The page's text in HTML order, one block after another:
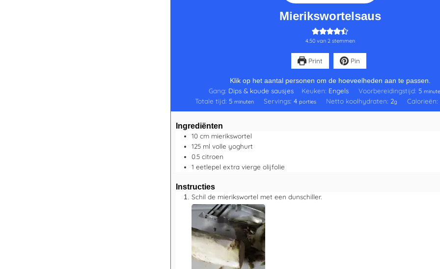
Mierikswortelsaus
4.50van 2stemmen
Print Pin
Klik op het aantal personen om de hoeveelheden aan te passen.
Gang: Dips & koude sausjes Keuken: Engels Voorbereidingstijd: 5
Totale tijd: 5 minuten Servings: 4 porties Netto koolhydraten: 2g Calorieën:
Ingrediënten
10 cm mierikswortel
125 ml volle yoghurt
0.5 citroen
1 eetlepel extra vierge olijfolie
Instructies
Schil de mierikswortel met een dunschiller.